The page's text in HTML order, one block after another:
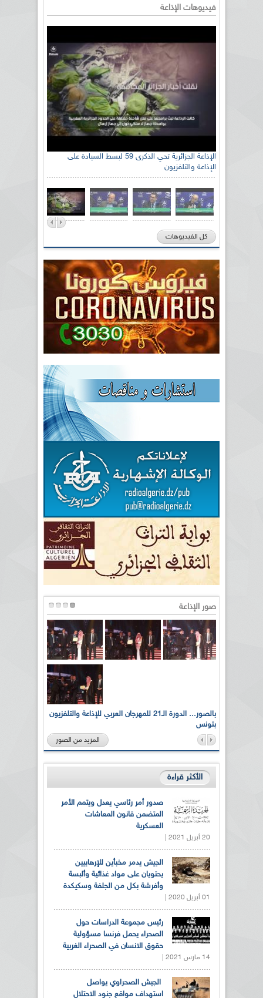
فيديوهات الإذاعة
الإذاعة الجزائرية تحي الذكرى 59 لبسط السيادة على
الإذاعة والتلفزيون
كل الفيديوهات
صور الإذاعة
بالصور... الدورة الـ21 للمهرجان العربي للإذاعة والتلفزيون
بتونس
المزيد من الصور
الأكثر قراءة
صدور أمر رئاسي يعدل ويتمم الأمر
المتضمن قانون المعاشات
العسكرية
20 أبريل 2021 |
الجيش يدمر مخبأين للإرهابيين
يحتويان على مواد غذائية وألبسة
وأفرشة بكل من الجلفة وسكيكدة
01 أبريل 2020 |
رئيس مجموعة الدراسات حول
الصحراء يحمل فرنسا مسؤولية
حقوق الانسان في الصحراء الغربية
14 مارس 2021 |
الجيش الصحراوي يواصل
استهداف مواقع جنود الاحتلال